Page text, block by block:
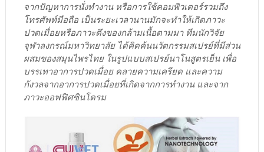
จากปัญหาการนั่งทำงาน หรือการใช้คอมพิวเตอร์รวมถึง
โทรศัพท์มือถือ เป็นระยะเวลานานมักจะทำให้เกิดภาวะ
ปวดเมื่อยหรือภาวะตึงของกล้ามเนื้อตามมา ทีมนักวิจัย
จุฬาลงกรณ์มหาวิทยาลัย ได้คิดค้นนวัตกรรมสเปรย์ที่มีส่วน
ผสมของสมุนไพรไทย ในรูปแบบสเปรย์นาโนสูตรเย็น เพื่อ
บรรเทาอาการปวดเมื่อย คลายความเครียด และความ
กังวลจากอาการปวดเมื่อยที่เกิดจากการทำงาน และจาก
ภาวะออฟฟิศซินโดรม